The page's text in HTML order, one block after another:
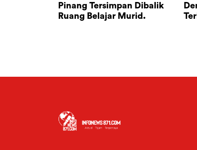
Pinang Tersimpan Dibalik
Ruang Belajar Murid.